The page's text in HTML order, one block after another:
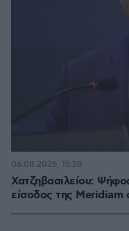
Χατζηβασιλείου:
είσοδος της Meridiam
06.08.2026, 15:28